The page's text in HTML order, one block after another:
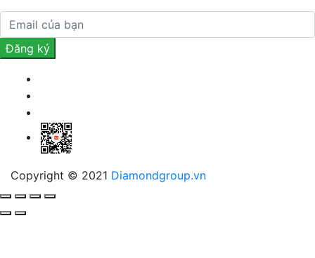
Copyright © 2021 Diamondgroup.vn